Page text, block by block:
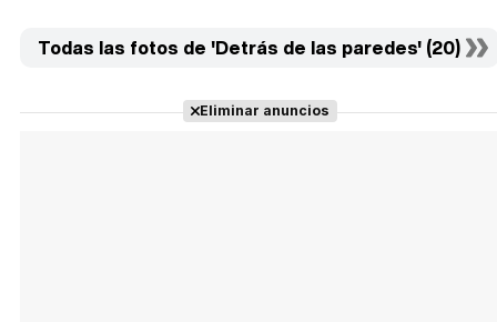
Todas las fotos de 'Detrás de las paredes' (20)
Eliminar anuncios